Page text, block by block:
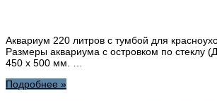
Аквариум 220 литров с тумбой для
Размеры аквариума с островком по стеклу
450 х 500 мм. …
Подробнее »